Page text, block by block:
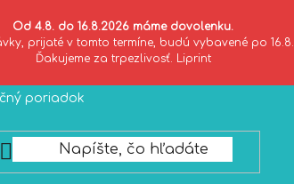
Od 4.8. do 16.8.2026 máme dovolenku.
prijaté v tomto termíne, budú vybavené po 16.8.
Ďakujeme za trpezlivosť. Liprint
poriadok